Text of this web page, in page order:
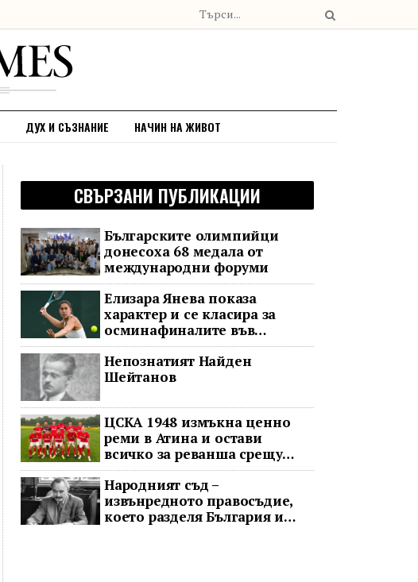
ДУХ И СЪЗНАНИЕ НАЧИН НА ЖИВОТ
СВЪРЗАНИ ПУБЛИКАЦИИ
Българските олимпийци
донесоха 68 медала от
международни форуми
Елизара Янева показа
характер и се класира за
осминафиналите във
Варшава след впечатляващ
обрат
Непознатият Найден
Шейтанов
ЦСКА 1948 измъкна ценно
реми в Атина и остави
всичко за реванша срещу
Панатинайкос
Народният съд –
извънредното правосъдие,
което разделя България и